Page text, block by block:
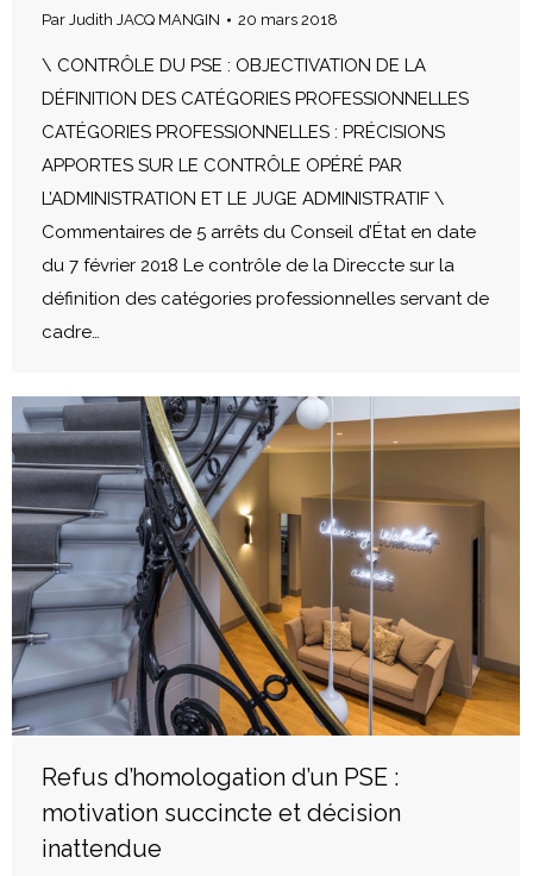
Par Judith JACQ MANGIN 20 mars 2018
\ CONTRÔLE DU PSE : OBJECTIVATION DE LA
DÉFINITION DES CATÉGORIES PROFESSIONNELLES
CATÉGORIES PROFESSIONNELLES : PRÉCISIONS
APPORTES SUR LE CONTRÔLE OPÉRÉ PAR
L’ADMINISTRATION ET LE JUGE ADMINISTRATIF \
Commentaires de 5 arrêts du Conseil d’État en date
du 7 février 2018 Le contrôle de la Direccte sur la
définition des catégories professionnelles servant de
cadre…
Refus d’homologation d’un PSE :
motivation succincte et décision
inattendue